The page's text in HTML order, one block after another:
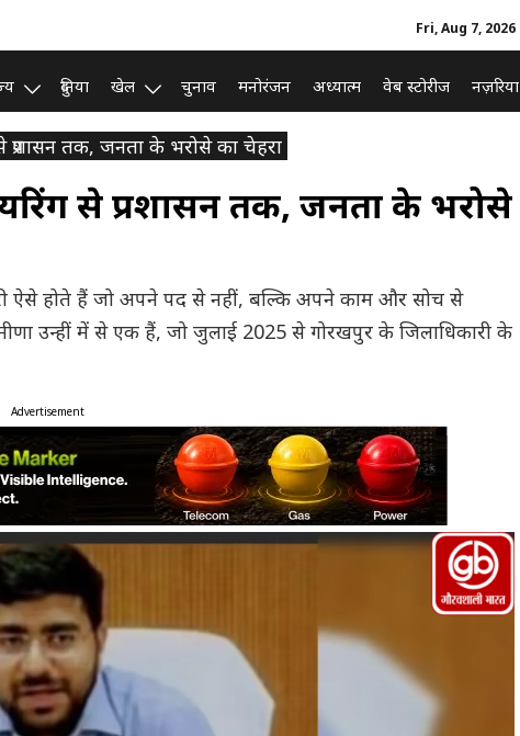
Fri, Aug 7, 2026
दुनिया खेल चुनाव मनोरंजन अध्यात्म वेब स्टोरीज नज़रिया
प्रशासन तक, जनता के भरोसे का चेहरा
से प्रशासन तक, जनता के भरोसे
ऐसे होते हैं जो अपने पद से नहीं, बल्कि अपने काम और सोच से
उन्हीं में से एक हैं, जो जुलाई 2025 से गोरखपुर के जिलाधिकारी के
Advertisement